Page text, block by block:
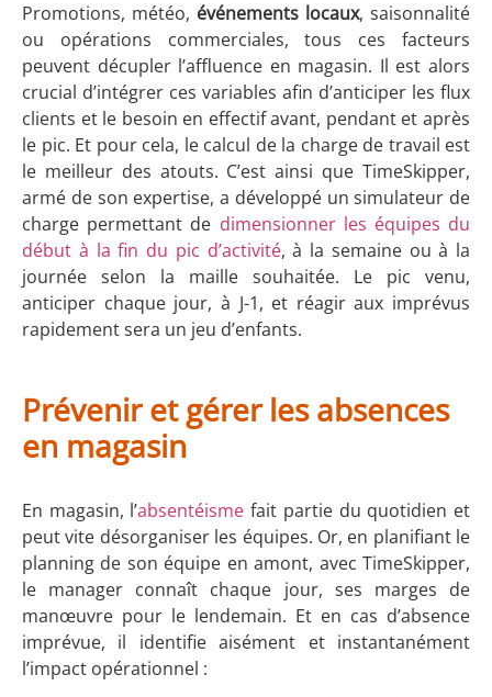
Promotions, météo, événements locaux, saisonnalité
ou opérations commerciales, tous ces facteurs
peuvent décupler l’affluence en magasin. Il est alors
crucial d’intégrer ces variables afin d’anticiper les flux
clients et le besoin en effectif avant, pendant et après
le pic. Et pour cela, le calcul de la charge de travail est
le meilleur des atouts. C’est ainsi que TimeSkipper,
armé de son expertise, a développé un simulateur de
charge permettant de dimensionner les équipes du
début à la fin du pic d’activité, à la semaine ou à la
journée selon la maille souhaitée. Le pic venu,
anticiper chaque jour, à J-1, et réagir aux imprévus
rapidement sera un jeu d’enfants.
Prévenir et gérer les absences
en magasin
En magasin, l’absentéisme fait partie du quotidien et
peut vite désorganiser les équipes. Or, en planifiant le
planning de son équipe en amont, avec TimeSkipper,
le manager connaît chaque jour, ses marges de
manœuvre pour le lendemain. Et en cas d’absence
imprévue, il identifie aisément et instantanément
l’impact opérationnel :